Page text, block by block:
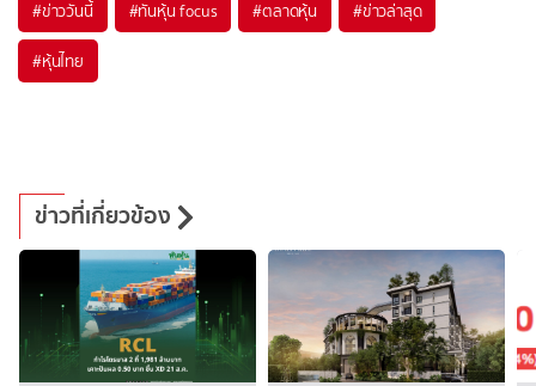
#ข่าววันนี้ #ทันหุ้น focus #ตลาดหุ้น #ข่าวล่าสุด
#หุ้นไทย
ข่าวที่เกี่ยวข้อง